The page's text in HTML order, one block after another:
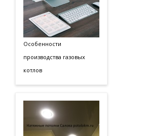
Особенности
производства газовых
котлов